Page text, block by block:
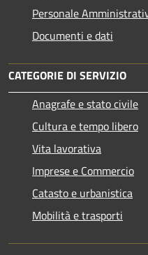
Personale
Documenti e dati
CATEGORIE DI SERVIZIO
Anagrafe e stato civile
Cultura e tempo libero
Vita lavorativa
Imprese e Commercio
Catasto e urbanistica
Mobilità e trasporti